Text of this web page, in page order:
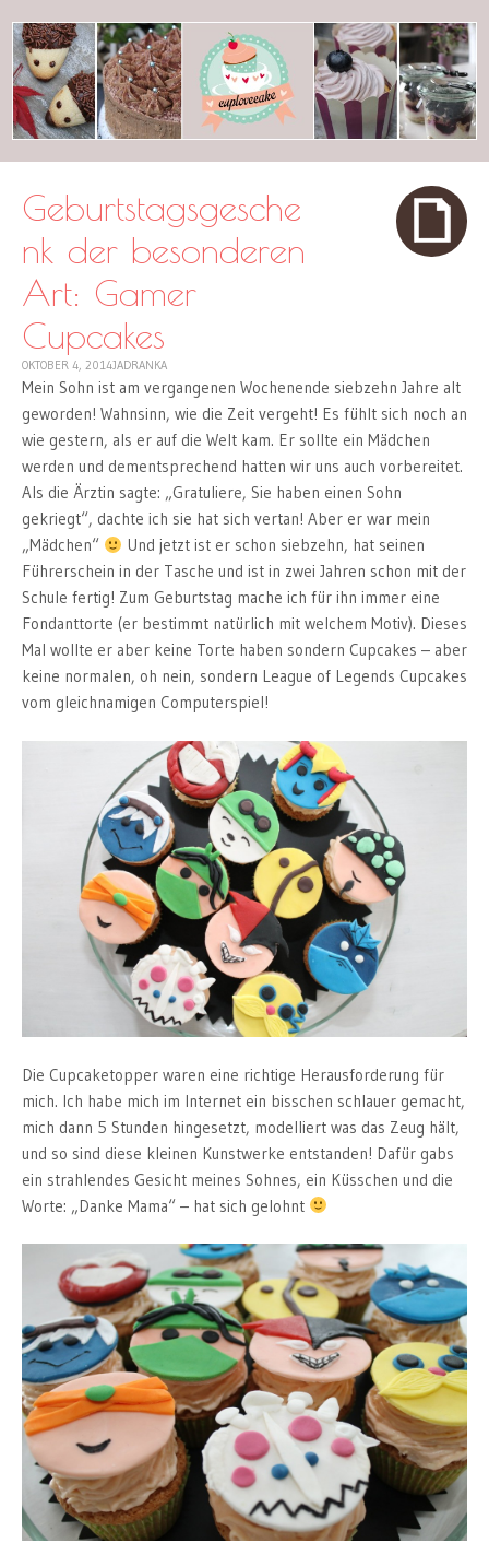
cuplovecake
Geburtstagsgesche
nk der besonderen
Art: Gamer
Cupcakes
OKTOBER 4, 2014JADRANKA
Mein Sohn ist am vergangenen Wochenende siebzehn Jahre alt
geworden! Wahnsinn, wie die Zeit vergeht! Es fühlt sich noch an
wie gestern, als er auf die Welt kam. Er sollte ein Mädchen
werden und dementsprechend hatten wir uns auch vorbereitet.
Als die Ärztin sagte: „Gratuliere, Sie haben einen Sohn
gekriegt“, dachte ich sie hat sich vertan! Aber er war mein
„Mädchen“
Und jetzt ist er schon siebzehn, hat seinen
Führerschein in der Tasche und ist in zwei Jahren schon mit der
Schule fertig! Zum Geburtstag mache ich für ihn immer eine
Fondanttorte (er bestimmt natürlich mit welchem Motiv). Dieses
Mal wollte er aber keine Torte haben sondern Cupcakes – aber
keine normalen, oh nein, sondern League of Legends Cupcakes
vom gleichnamigen Computerspiel!
Die Cupcaketopper waren eine richtige Herausforderung für
mich. Ich habe mich im Internet ein bisschen schlauer gemacht,
mich dann 5 Stunden hingesetzt, modelliert was das Zeug hält,
und so sind diese kleinen Kunstwerke entstanden! Dafür gabs
ein strahlendes Gesicht meines Sohnes, ein Küsschen und die
Worte: „Danke Mama“ – hat sich gelohnt